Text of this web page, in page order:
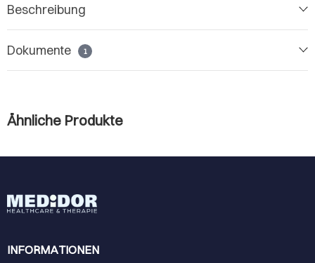
Beschreibung
Dokumente 1
Ähnliche Produkte
INFORMATIONEN